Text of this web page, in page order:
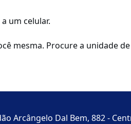
um celular.
mesma. Procure a unidade
Arcângelo Dal Bem, 882 -